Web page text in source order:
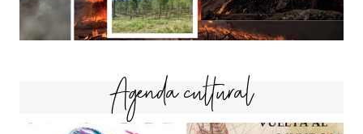
Agenda cultural